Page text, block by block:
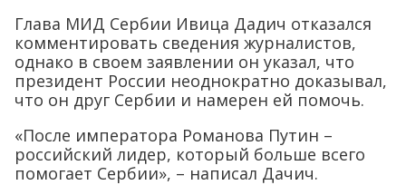
Глава МИД Сербии Ивица Дадич отказался
комментировать сведения журналистов,
однако в своем заявлении он указал, что
президент России неоднократно доказывал,
что он друг Сербии и намерен ей помочь.
«После императора Романова Путин –
российский лидер, который больше всего
помогает Сербии», – написал Дачич.